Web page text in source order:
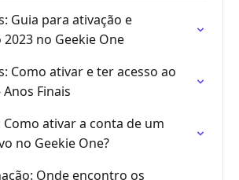
Guia para ativação e
no Geekie One
Como ativar e ter acesso ao
Anos Finais
Como ativar a conta de um
no Geekie One?
Onde encontro os